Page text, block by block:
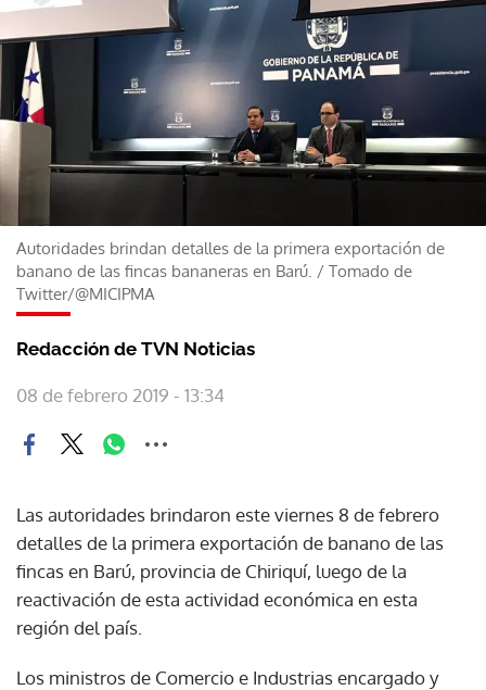
Autoridades brindan detalles de la primera exportación de
banano de las fincas bananeras en Barú. / Tomado de
Twitter/@MICIPMA
Redacción de TVN Noticias
08 de febrero 2019 - 13:34
Las autoridades brindaron este viernes 8 de febrero
detalles de la primera exportación de banano de las
fincas en Barú, provincia de Chiriquí, luego de la
reactivación de esta actividad económica en esta
región del país.
Los ministros de Comercio e Industrias encargado y